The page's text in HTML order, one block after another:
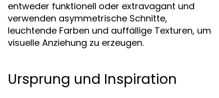
entweder funktionell oder extravagant und
verwenden asymmetrische Schnitte,
leuchtende Farben und auffällige Texturen, um
visuelle Anziehung zu erzeugen.
Ursprung und Inspiration